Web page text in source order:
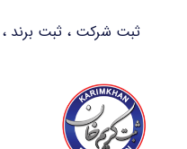
ثبت شرکت ، ثبت برند ، اخذ